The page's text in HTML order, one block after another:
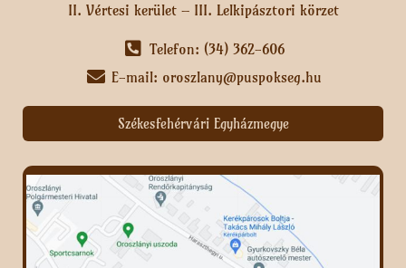
II. Vértesi kerület – III. Lelkipásztori körzet
Telefon: (34) 362-606
E-mail: oroszlany@puspokseg.hu
Székesfehérvári Egyházmegye